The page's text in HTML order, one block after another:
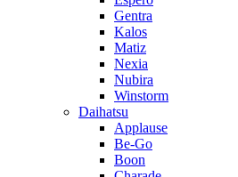
Gentra
Kalos
Matiz
Nexia
Nubira
Winstorm
Daihatsu
Applause
Be-Go
Boon